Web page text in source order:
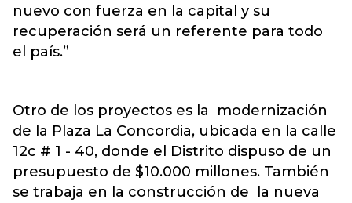
nuevo con fuerza en la capital y su
recuperación será un referente para todo
el país.”
Otro de los proyectos es la modernización
de la Plaza La Concordia, ubicada en la calle
12c # 1 - 40, donde el Distrito dispuso de un
presupuesto de $10.000 millones. También
se trabaja en la construcción de la nueva